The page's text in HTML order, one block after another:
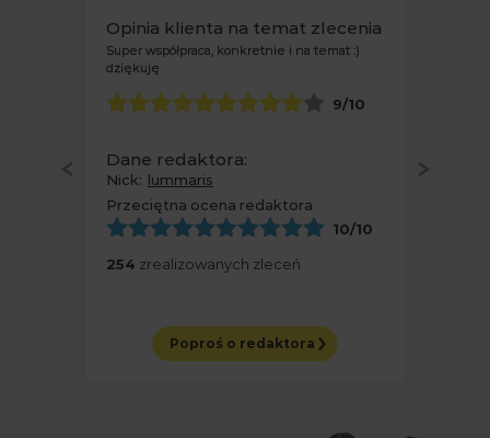
Opinia klienta na temat zlecenia
Super współpraca, konkretnie i na temat :)
dziękuję
9/10
Dane redaktora:
Nick: lummaris
Przeciętna ocena redaktora
10/10
254 zrealizowanych zleceń
Poproś o redaktora